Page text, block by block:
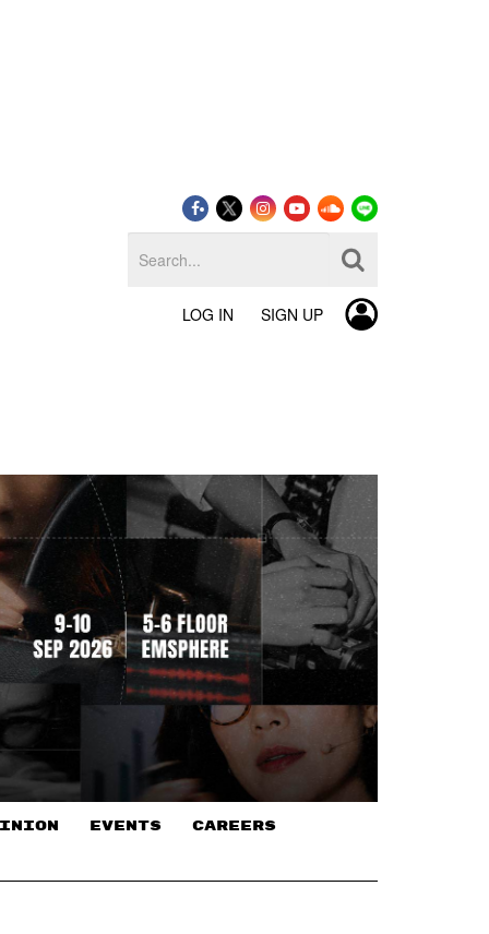
LOG IN SIGN UP
EVENTS CAREERS